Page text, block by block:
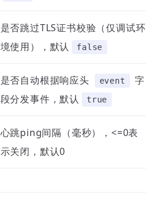
是否跳过TLS证书校验（仅调试环
境使用），默认
false
是否自动根据响应头 event
字
段分发事件，默认
true
心跳ping间隔（毫秒），<=0表
示关闭，默认0